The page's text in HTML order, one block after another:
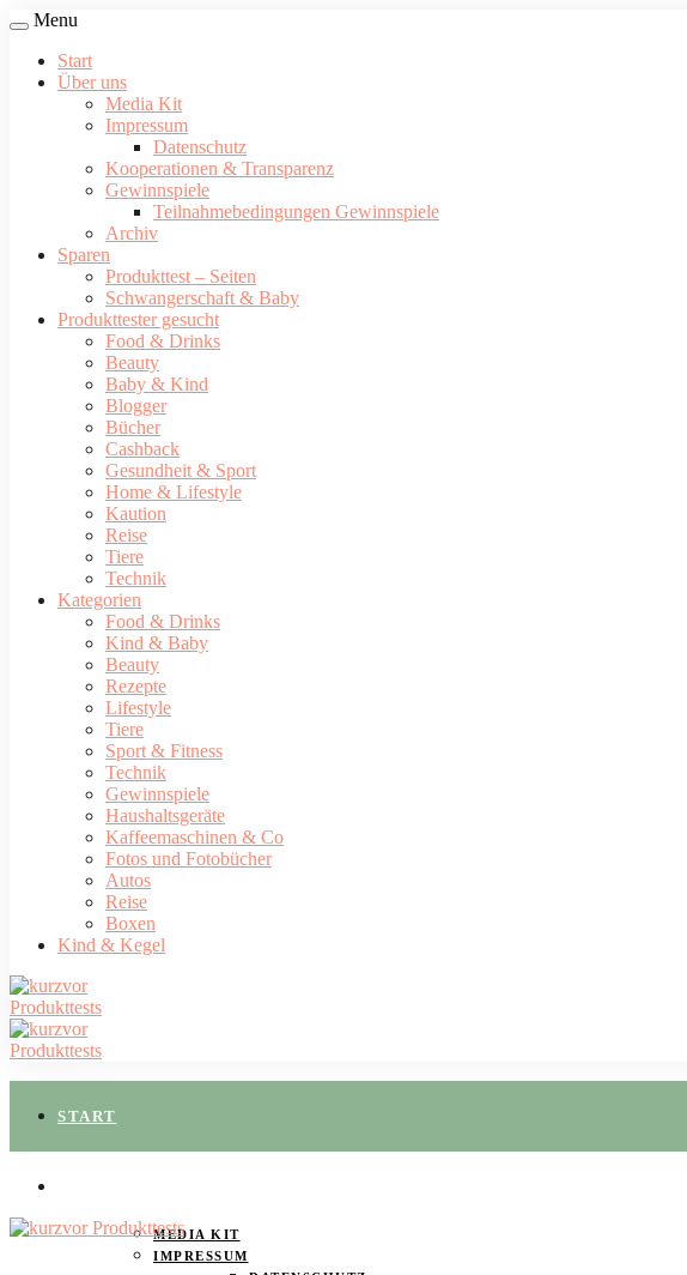
Menu
Start
Über uns
Media Kit
Impressum
Datenschutz
Kooperationen & Transparenz
Gewinnspiele
Teilnahmebedingungen Gewinnspiele
Archiv
Sparen
Produkttest – Seiten
Schwangerschaft & Baby
Produkttester gesucht
Food & Drinks
Beauty
Baby & Kind
Blogger
Bücher
Cashback
Gesundheit & Sport
Home & Lifestyle
Kaution
Reise
Tiere
Technik
Kategorien
Food & Drinks
Kind & Baby
Beauty
Rezepte
Lifestyle
Tiere
Sport & Fitness
Technik
Gewinnspiele
Haushaltsgeräte
Kaffeemaschinen & Co
Fotos und Fotobücher
Autos
Reise
Boxen
Kind & Kegel
START
MEDIA KIT
IMPRESSUM